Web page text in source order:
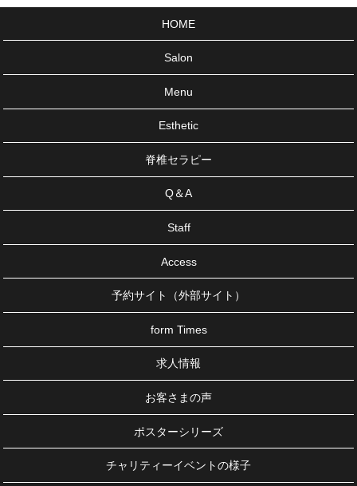
HOME
Salon
Menu
Esthetic
脊椎セラピー
Q＆A
Staff
Access
予約サイト（外部サイト）
form Times
求人情報
お客さまの声
ポスターシリーズ
チャリティーイベントの様子